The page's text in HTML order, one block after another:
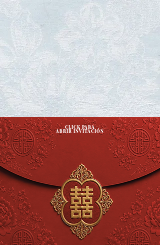
CLICK PARA
ABRIR INVITACIÓN